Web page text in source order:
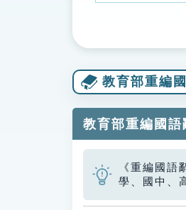
教育部重編
教育部重編國語
《重編國
學、國中、